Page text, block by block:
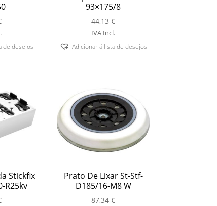
de desejos
93×175/8
44,13€
IVA Incl.
Adicionar á lista de desejos
Stickfix
R25kv
Prato De Lixar St-Stf-
D185/16-M8 W
87,34€